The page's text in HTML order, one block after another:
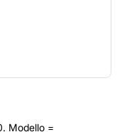
Modello =